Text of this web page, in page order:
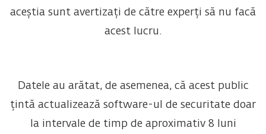
aceștia sunt avertizați de către experți să nu facă
acest lucru.
Datele au arătat, de asemenea, că acest public
țintă actualizează software-ul de securitate doar
la intervale de timp de aproximativ 8 luni